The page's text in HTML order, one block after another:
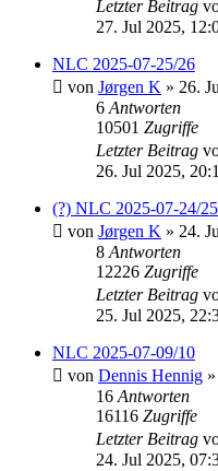
Letzter Beitrag
27. Jul 2025,
NLC 2025-07-25/26
von Jørgen K » 26.
6 Antworten
10501 Zugriffe
Letzter Beitrag
26. Jul 2025,
(?) NLC 2025-07-24/25
von Jørgen K » 24.
8 Antworten
12226 Zugriffe
Letzter Beitrag
25. Jul 2025,
NLC 2025-07-09/10
von Dennis Hennig
16 Antworten
16116 Zugriffe
Letzter Beitrag
24. Jul 2025,